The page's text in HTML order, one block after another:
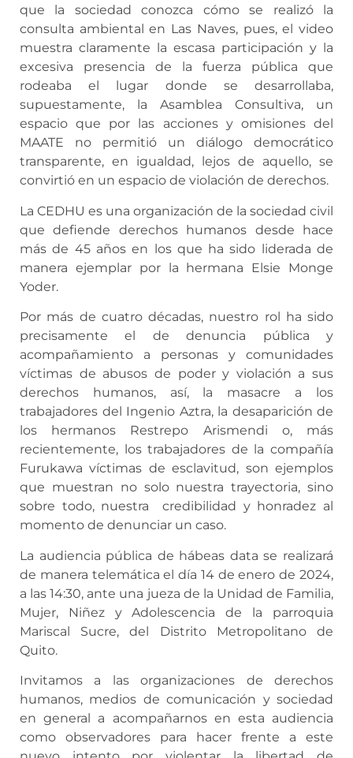
que la sociedad conozca cómo se realizó la
consulta ambiental en Las Naves, pues, el video
muestra claramente la escasa participación y la
excesiva presencia de la fuerza pública que
rodeaba el lugar donde se desarrollaba,
supuestamente, la Asamblea Consultiva, un
espacio que por las acciones y omisiones del
MAATE no permitió un diálogo democrático
transparente, en igualdad, lejos de aquello, se
convirtió en un espacio de violación de derechos.
La CEDHU es una organización de la sociedad civil
que defiende derechos humanos desde hace
más de 45 años en los que ha sido liderada de
manera ejemplar por la hermana Elsie Monge
Yoder.
Por más de cuatro décadas, nuestro rol ha sido
precisamente el de denuncia pública y
acompañamiento a personas y comunidades
víctimas de abusos de poder y violación a sus
derechos humanos, así, la masacre a los
trabajadores del Ingenio Aztra, la desaparición de
los hermanos Restrepo Arismendi o, más
recientemente, los trabajadores de la compañía
Furukawa víctimas de esclavitud, son ejemplos
que muestran no solo nuestra trayectoria, sino
sobre todo, nuestra credibilidad y honradez al
momento de denunciar un caso.
La audiencia pública de hábeas data se realizará
de manera telemática el día 14 de enero de 2024,
a las 14:30, ante una jueza de la Unidad de Familia,
Mujer, Niñez y Adolescencia de la parroquia
Mariscal Sucre, del Distrito Metropolitano de
Quito.
Invitamos a las organizaciones de derechos
humanos, medios de comunicación y sociedad
en general a acompañarnos en esta audiencia
como observadores para hacer frente a este